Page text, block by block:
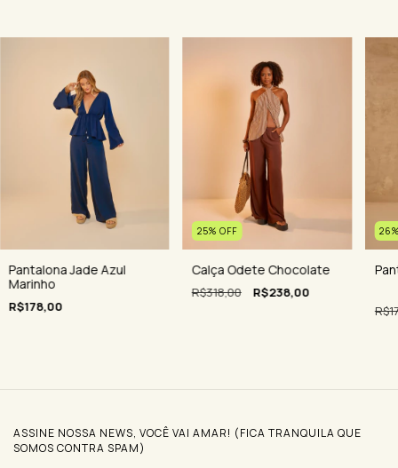
Pantalona Jade Azul
Marinho
R$178,00
25% OFF
Calça Odete Chocolate
R$318,00 R$238,00
26
ASSINE NOSSA NEWS, VOCÊ VAI AMAR! (FICA TRANQUILA QUE
SOMOS CONTRA SPAM)